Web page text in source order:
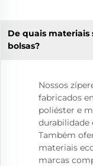
De quais materiais
bolsas?
Nossos
fabricados
poliéster e
durabilidade
Também
materiais
marcas